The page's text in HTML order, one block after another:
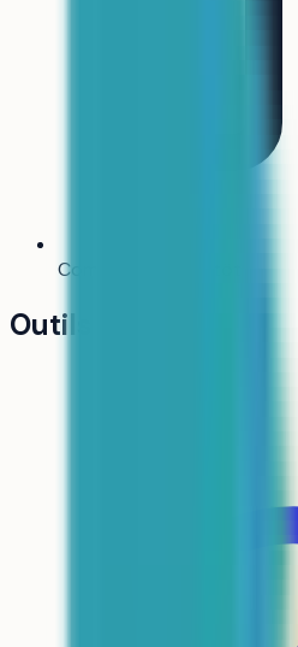
Comparateur
Outils